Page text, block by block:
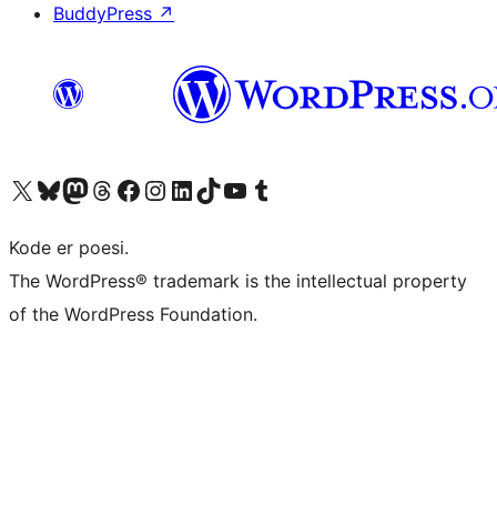
BuddyPress ↗
Besøg vores X (tidligere Twitter) konto
Besøg vores Bluesky-konto
Besøg vores Mastodon konto
Besøg vores Threads-konto
Besøg vores Facebook sideBesøg vores Instagram konto
Besøg vores LinkedIn konto
Besøg vores TikTok-konto
Besøg vores YouTube-kanalBesøg vores Tumblr-konto
Kode er poesi.
The WordPress® trademark is the intellectual property
of the WordPress Foundation.